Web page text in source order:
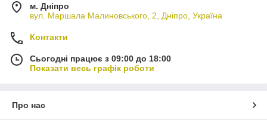
м. Дніпро
вул. Маршала Малиновського, 2, Дніпро, Україна
Контакти
Сьогодні працює з 09:00 до 18:00
Показати весь графік роботи
Про нас